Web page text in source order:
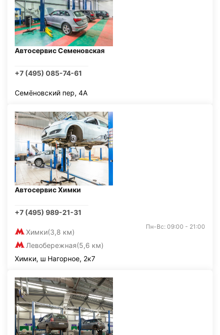
Автосервис Семеновская
+7 (495) 085-74-61
Семёновский пер, 4А
Автосервис Химки
+7 (495) 989-21-31
Химки(3,8 км)
Левобережная(5,6 км)
Пн-Вс: 09:00 - 21:00
Химки, ш Нагорное, 2к7